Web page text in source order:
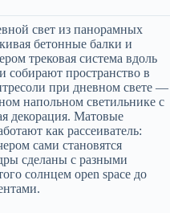
свет из панорамных
бетонные балки и
трековая система вдоль
собирают пространство в
при дневном свете —
напольном светильнике с
декорация. Матовые
как рассеиватель:
сами становятся
сделаны с разными
солнцем open space до